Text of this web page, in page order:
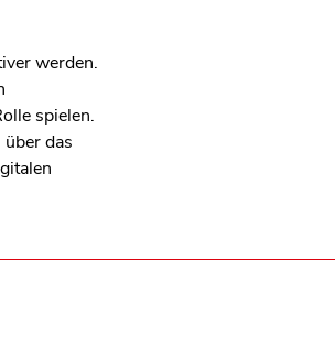
werden.
spielen.
das